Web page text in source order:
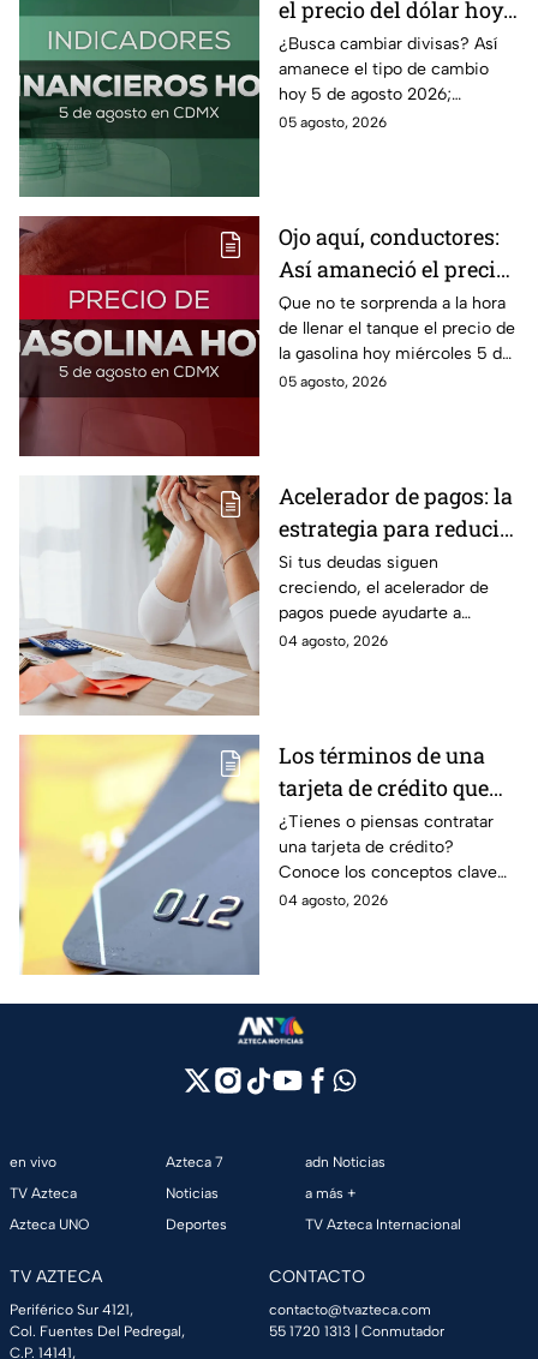
el precio del dólar hoy
miércoles 5 de agosto
2026?
¿Busca cambiar divisas? Así
amanece el tipo de cambio
hoy 5 de agosto 2026;
consulta el precio del dólar
05 agosto, 2026
Ojo aquí, conductores:
Así amaneció el precio
de la gasolina HOY
Que no te sorprenda a la hora
de llenar el tanque el precio de
la gasolina hoy miércoles 5 de
agosto 2026; aquí te dejamos
05 agosto, 2026
Acelerador de pagos: la
estrategia para reducir
tus deudas más rápido
y recuperar el control
de tus finanzas
Si tus deudas siguen
creciendo, el acelerador de
pagos puede ayudarte a
ordenar tus finanzas, priorizar
04 agosto, 2026
Los términos de una
tarjeta de crédito que
debes entender para
evitar deudas
¿Tienes o piensas contratar
una tarjeta de crédito?
Conoce los conceptos clave
como CAT, fecha de corte,
04 agosto, 2026
en vivo
TV Azteca
Azteca UNO
Azteca 7
Noticias
Deportes
adn Noticias
a más +
TV Azteca Internacional
TV AZTECA
Periférico Sur 4121,
Col. Fuentes Del Pedregal,
C.P. 14141,
CONTACTO
contacto@tvazteca.com
55 1720 1313 | Conmutador